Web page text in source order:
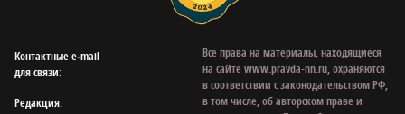
Контактные e‑mail
для связи:
Редакция:
Все права на материалы, находящиеся
на сайте www.pravda-nn.ru, охраняются
в соответствии с законодательством РФ,
в том числе, об авторском праве и